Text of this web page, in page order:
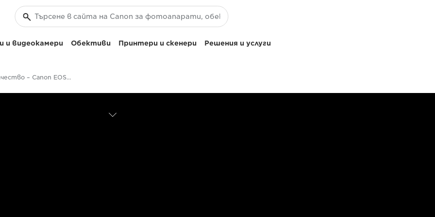
видеокамери Обективи Принтери и скенери Решения и услуги
EOS качество – Canon EOS M5